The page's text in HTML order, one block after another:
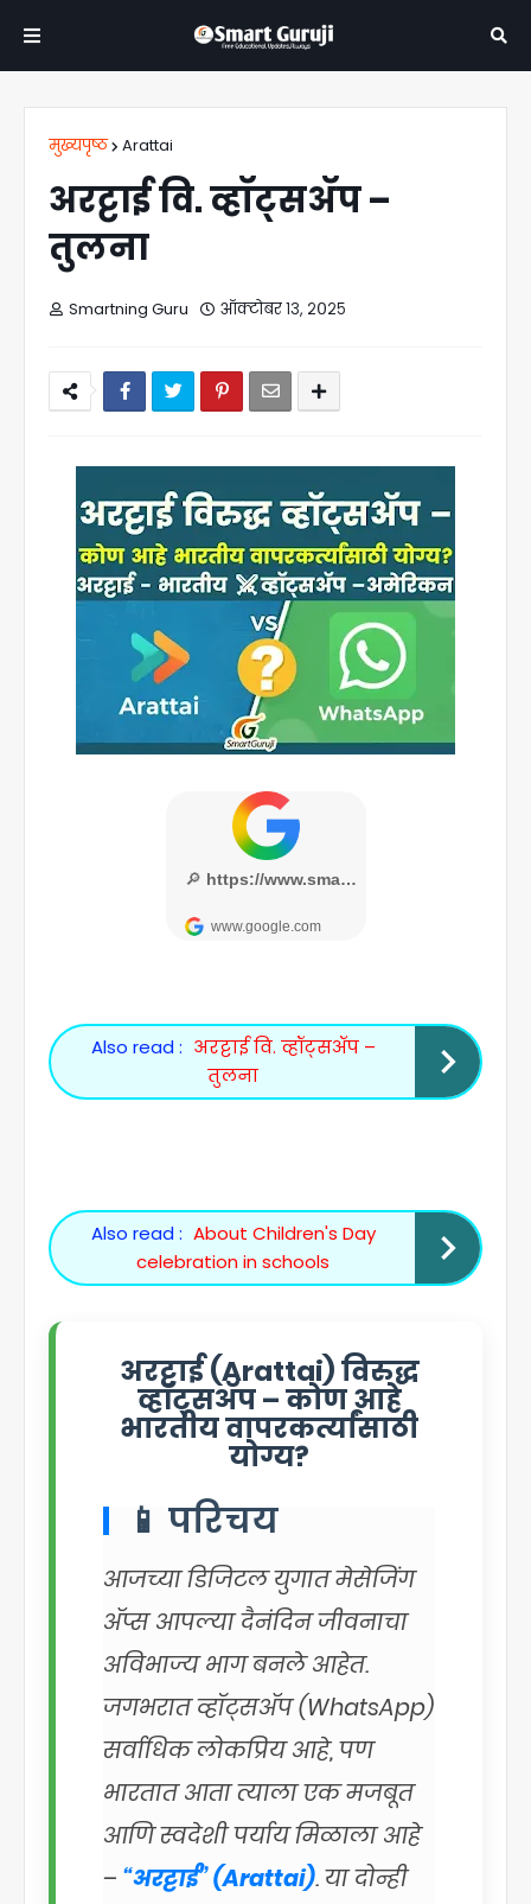
मुख्यपृष्ठ Arattai
अरट्टाई वि. व्हॉट्सॲप –
तुलना
Smartning Guru ऑक्टोबर १३, २०२५
Also read : अरट्टाई वि. व्हॉट्सॲप –
तुलना
Also read : About Children's Day
celebration in schools
अरट्टाई (Arattai) विरुद्ध
व्हॉट्सॲप – कोण आहे
भारतीय वापरकर्त्यांसाठी
योग्य?
📱 परिचय
आजच्या डिजिटल युगात मेसेजिंग
ॲप्स आपल्या दैनंदिन जीवनाचा
अविभाज्य भाग बनले आहेत.
जगभरात व्हॉट्सॲप (WhatsApp)
सर्वाधिक लोकप्रिय आहे, पण
भारतात आता त्याला एक मजबूत
आणि स्वदेशी पर्याय मिळाला आहे
– “अरट्टाई” (Arattai). या दोन्ही